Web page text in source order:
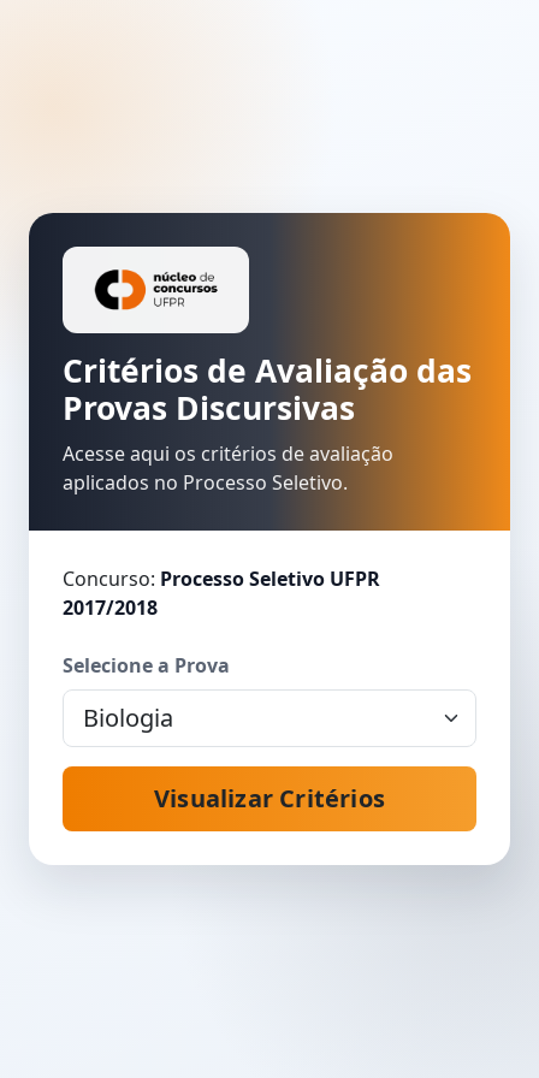
Critérios de Avaliação das
Provas Discursivas
Acesse aqui os critérios de avaliação
aplicados no Processo Seletivo.
Concurso: Processo Seletivo UFPR
2017/2018
Selecione a Prova
Visualizar Critérios